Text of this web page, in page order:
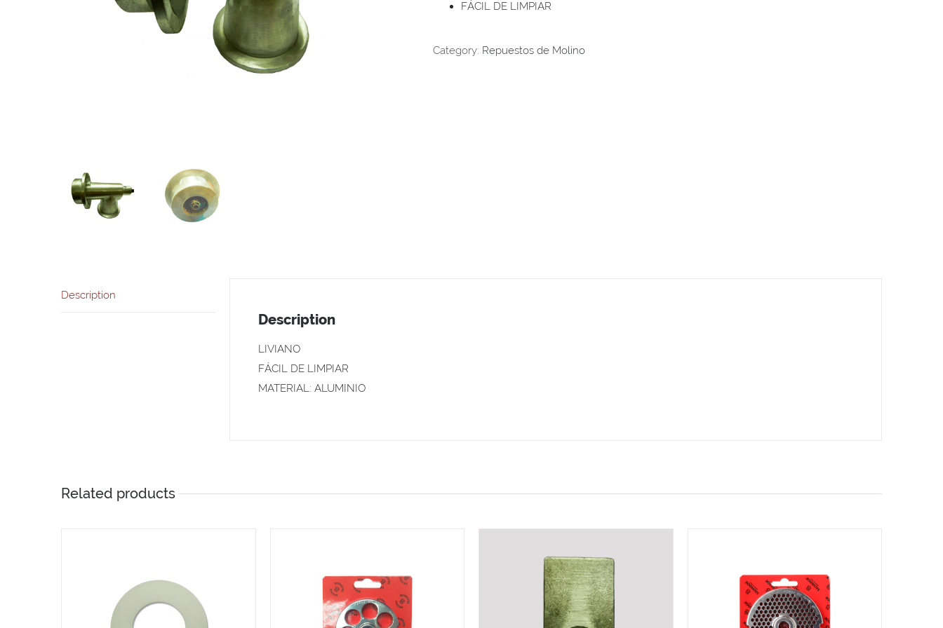
FÁCIL DE LIMPIAR
Category: Repuestos de Molino
Description
Description
LIVIANO
FÁCIL DE LIMPIAR
MATERIAL: ALUMINIO
Related products